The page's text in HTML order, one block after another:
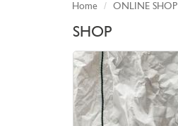
Home ONLINE SHOP
SHOP